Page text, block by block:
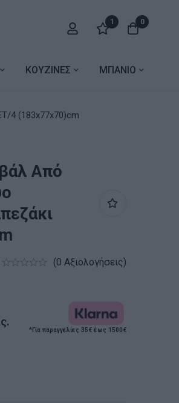
1 0
ΚΟΥΖΙΝΕΣ ΜΠΑΝΙΟ
4 (183x77x70)cm
Από
(0 Αξιολογήσεις)
*Για παραγγελίες 35€ έως 1500€